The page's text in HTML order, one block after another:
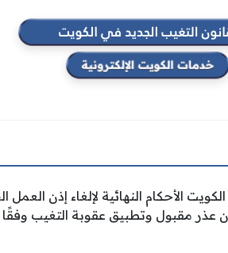
الأحكام النهائية لإلغاء إذن
عذر مقبول وتطبيق عقوبة التغيب وفقًا